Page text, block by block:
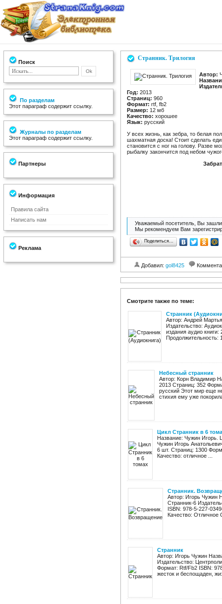
Поиск
По разделам
Этот параграф содержит ссылку.
Журналы по разделам
Этот параграф содержит ссылку.
Партнеры
Информация
Правила сайта
Написать нам
Реклама
Странник. Трилогия
Автор:
Год: 2013
Страниц: 960
Формат: rtf, fb2
Размер: 12 мб
Качество: хорошее
Язык: русский
У всех жизнь, как зебра, то белая
шахматная доска! Стоит сделать
становится с ног на голову. Разве
рыбалку закончится под небом
Уважаемый посетитель, Вы зашли
Мы рекомендуем Вам
Поделиться…
Добавил: gol8425
Смотрите также по теме:
Странник
Автор: Андрей
Издательство:
издания аудио
Продолжительность:
Небесный странник
Автор: Корн Владимир
2013 Страниц: 352
русский Этот мир еще
стихия ему уже
Цикл Странник в 6
Название: Чужин Игорь.
Чужин Игорь
6 шт. Страниц: 1300
Качество: отличное ...
Странник.
Автор: Игорь Чужин
Странник-6
ISBN: 978-5-227-
Качество: Отличное
Странник
Автор: Игорь Чужин
Издательство:
Формат: Rtf/Fb2 ISBN:
жесток и беспощаден,